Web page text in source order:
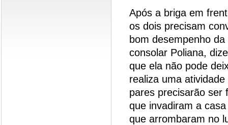
Após a briga em
os dois precisam
bom desempenho
consolar Poliana,
que ela não pode
realiza uma
pares precisarão ser
que invadiram a
que arrombaram no